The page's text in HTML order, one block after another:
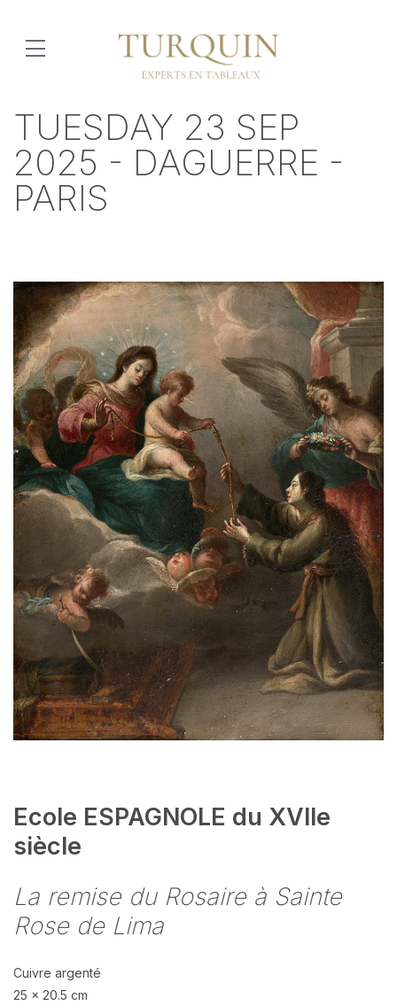
TUESDAY 23 SEP
2025 - DAGUERRE -
PARIS
Ecole ESPAGNOLE du XVIIe
siècle
La remise du Rosaire à Sainte
Rose de Lima
Cuivre argenté
25 x 20.5 cm